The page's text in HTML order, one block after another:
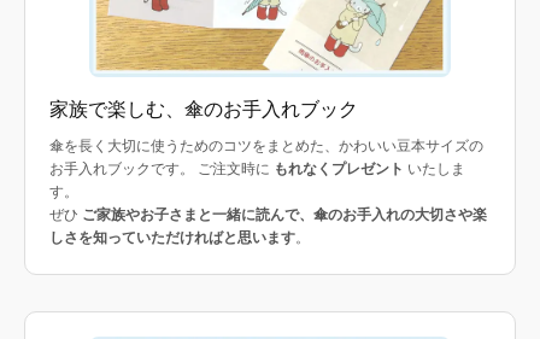
家族で楽しむ、傘のお手入れブック
傘を長く大切に使うためのコツをまとめた、かわいい豆本サイズの
お手入れブックです。 ご注文時に もれなくプレゼント いたしま
す。
ぜひ ご家族やお子さまと一緒に読んで、傘のお手入れの大切さや楽
しさを知っていただければと思います。